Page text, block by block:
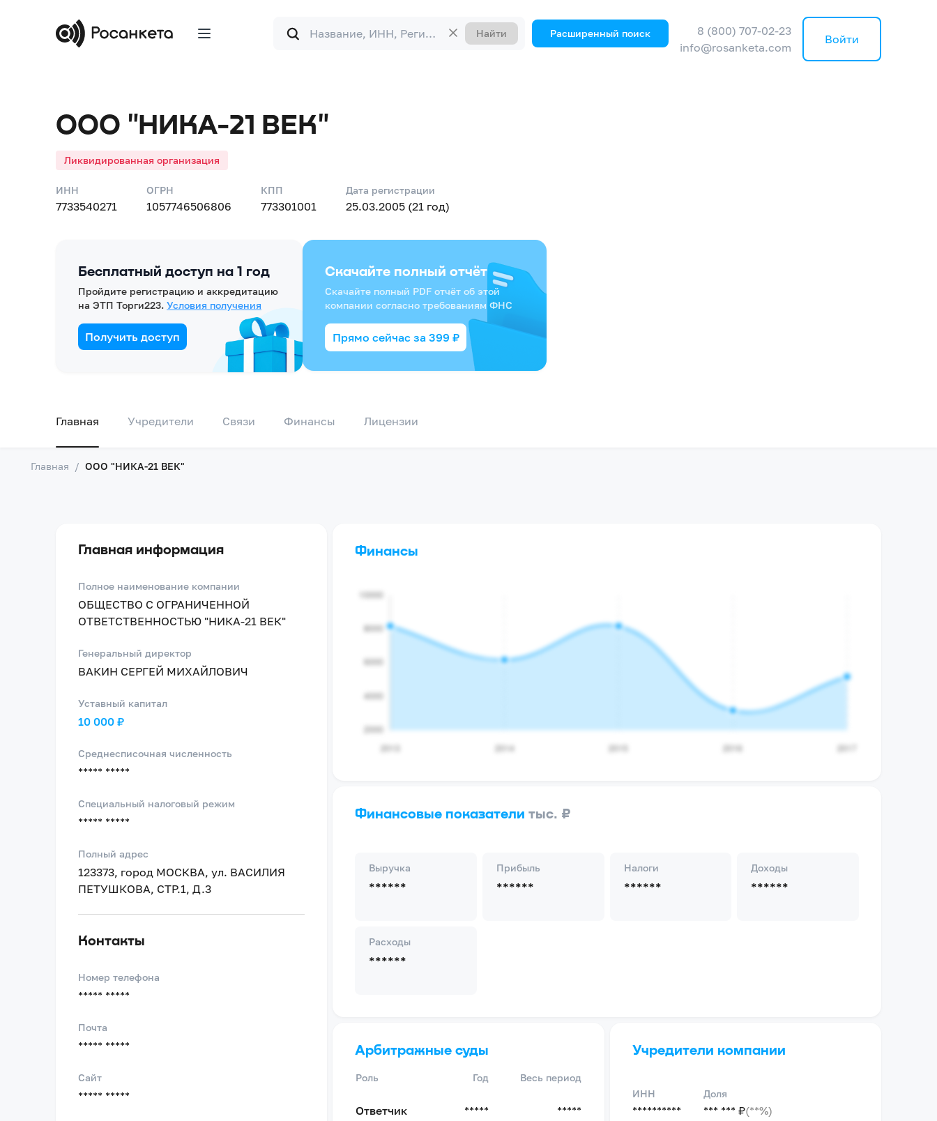
Форма
поиска
Найти Расширенный поиск
8 (800) 707-02-23
info@rosanketa.com
Войти
ООО "НИКА-21 ВЕК"
Ликвидированная организация
ИНН
7733540271
ОГРН
1057746506806
КПП
773301001
Дата регистрации
25.03.2005 (21 год)
Бесплатный доступ на 1 год
Пройдите регистрацию и аккредитацию
на ЭТП Торги223. Условия получения
Получить доступ
Скачайте полный отчёт
Скачайте полный PDF отчёт об этой
компании согласно требованиям ФНС
Прямо сейчас за 399 ₽
Главная Учредители Связи Финансы Лицензии
Главная / ООО "НИКА-21 ВЕК"
Главная информация
Полное наименование компании
ОБЩЕСТВО С ОГРАНИЧЕННОЙ
ОТВЕТСТВЕННОСТЬЮ "НИКА-21 ВЕК"
Генеральный директор
ВАКИН СЕРГЕЙ МИХАЙЛОВИЧ
Уставный капитал
10 000 ₽
Среднесписочная численность
***** *****
Специальный налоговый режим
***** *****
Полный адрес
123373, город МОСКВА, ул. ВАСИЛИЯ
ПЕТУШКОВА, СТР.1, Д.3
Контакты
Номер телефона
***** *****
Почта
***** *****
Сайт
***** *****
Финансы
Финансовые показателитыс. ₽
Выручка
******
Прибыль
******
Налоги
******
Доходы
******
Расходы
******
Арбитражные суды
Роль Год Весь период
Ответчик ***** *****
Учредители компании
ИНН
**********
Доля
*** *** ₽(**%)